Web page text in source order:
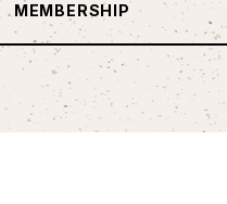
MEMBERSHIP